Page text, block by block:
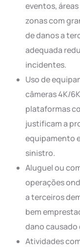
eventos,
zonas com
de danos a
adequada
incidentes.
Uso de
câmeras 4K/
plataformas
justificam a
equipamento
sinistro.
Aluguel ou
operações
a terceiros
bem
dano causado
Atividades